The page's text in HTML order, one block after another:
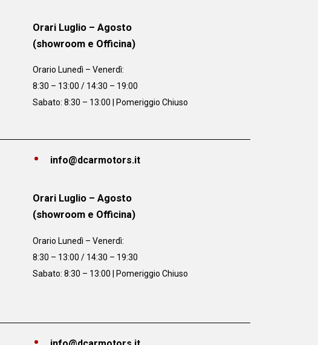
Orari Luglio – Agosto
(showroom e Officina)
Orario Lunedì – Venerdì:
8:30 – 13:00 / 14:30 – 19:00
Sabato: 8:30 – 13:00 | Pomeriggio Chiuso
info@dcarmotors.it
Orari Luglio – Agosto
(showroom e Officina)
Orario Lunedì – Venerdì:
8:30 – 13:00 / 14:30 – 19:30
Sabato: 8:30 – 13:00 | Pomeriggio Chiuso